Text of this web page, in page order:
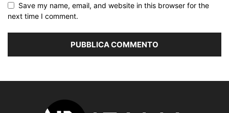
Save my name, email, and website in this browser for the
next time I comment.